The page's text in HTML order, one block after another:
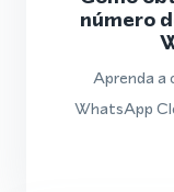
número
Aprenda a
WhatsApp